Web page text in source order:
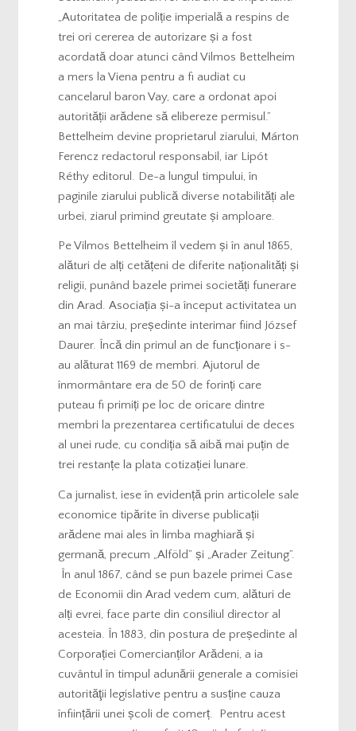
„Autoritatea de poliție imperială a respins de
trei ori cererea de autorizare și a fost
acordată doar atunci când Vilmos Bettelheim
a mers la Viena pentru a fi audiat cu
cancelarul baron Vay, care a ordonat apoi
autorității arădene să elibereze permisul.”
Bettelheim devine proprietarul ziarului, Márton
Ferencz redactorul responsabil, iar Lipót
Réthy editorul. De-a lungul timpului, în
paginile ziarului publică diverse notabilități ale
urbei, ziarul primind greutate și amploare.
Pe Vilmos Bettelheim îl vedem și în anul 1865,
alături de alți cetățeni de diferite naționalități și
religii, punând bazele primei societăți funerare
din Arad. Asociația și-a început activitatea un
an mai târziu, președinte interimar fiind József
Daurer. Încă din primul an de funcționare i s-
au alăturat 1169 de membri. Ajutorul de
înmormântare era de 50 de forinți care
puteau fi primiți pe loc de oricare dintre
membri la prezentarea certificatului de deces
al unei rude, cu condiția să aibă mai puțin de
trei restanțe la plata cotizației lunare.
Ca jurnalist, iese în evidență prin articolele sale
economice tipărite în diverse publicații
arădene mai ales în limba maghiară și
germană, precum „Alföld” și „Arader Zeitung”.
În anul 1867, când se pun bazele primei Case
de Economii din Arad vedem cum, alături de
alți evrei, face parte din consiliul director al
acesteia. În 1883, din postura de președinte al
Corporației Comercianților Arădeni, a ia
cuvântul în timpul adunării generale a comisiei
autorităţii legislative pentru a susține cauza
înființării unei școli de comerț. Pentru acest